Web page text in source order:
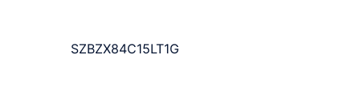
SZBZX84C15LT1G